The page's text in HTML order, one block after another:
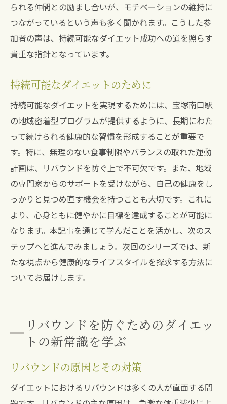
られる仲間との励まし合いが、モチベーションの維持に
つながっているという声も多く聞かれます。こうした参
加者の声は、持続可能なダイエット成功への道を照らす
貴重な指針となっています。
持続可能なダイエットのために
持続可能なダイエットを実現するためには、宝塚南口駅
の地域密着型プログラムが提供するように、長期にわた
って続けられる健康的な習慣を形成することが重要で
す。特に、無理のない食事制限やバランスの取れた運動
計画は、リバウンドを防ぐ上で不可欠です。また、地域
の専門家からのサポートを受けながら、自己の健康をし
っかりと見つめ直す機会を持つことも大切です。これに
より、心身ともに健やかに目標を達成することが可能に
なります。本記事を通じて学んだことを活かし、次のス
テップへと進んでみましょう。次回のシリーズでは、新
たな視点から健康的なライフスタイルを探求する方法に
ついてお届けします。
リバウンドを防ぐためのダイエッ
トの新常識を学ぶ
リバウンドの原因とその対策
ダイエットにおけるリバウンドは多くの人が直面する問